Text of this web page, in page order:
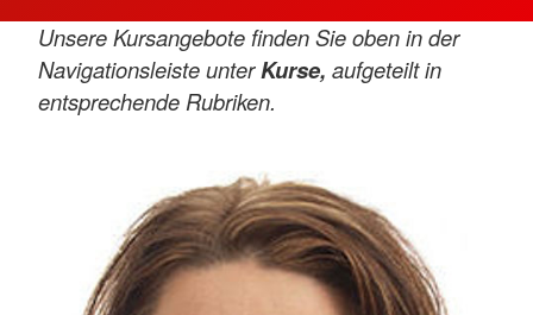
Unsere Kursangebote finden Sie oben in der
Navigationsleiste unterKurse, aufgeteilt in
entsprechende Rubriken.